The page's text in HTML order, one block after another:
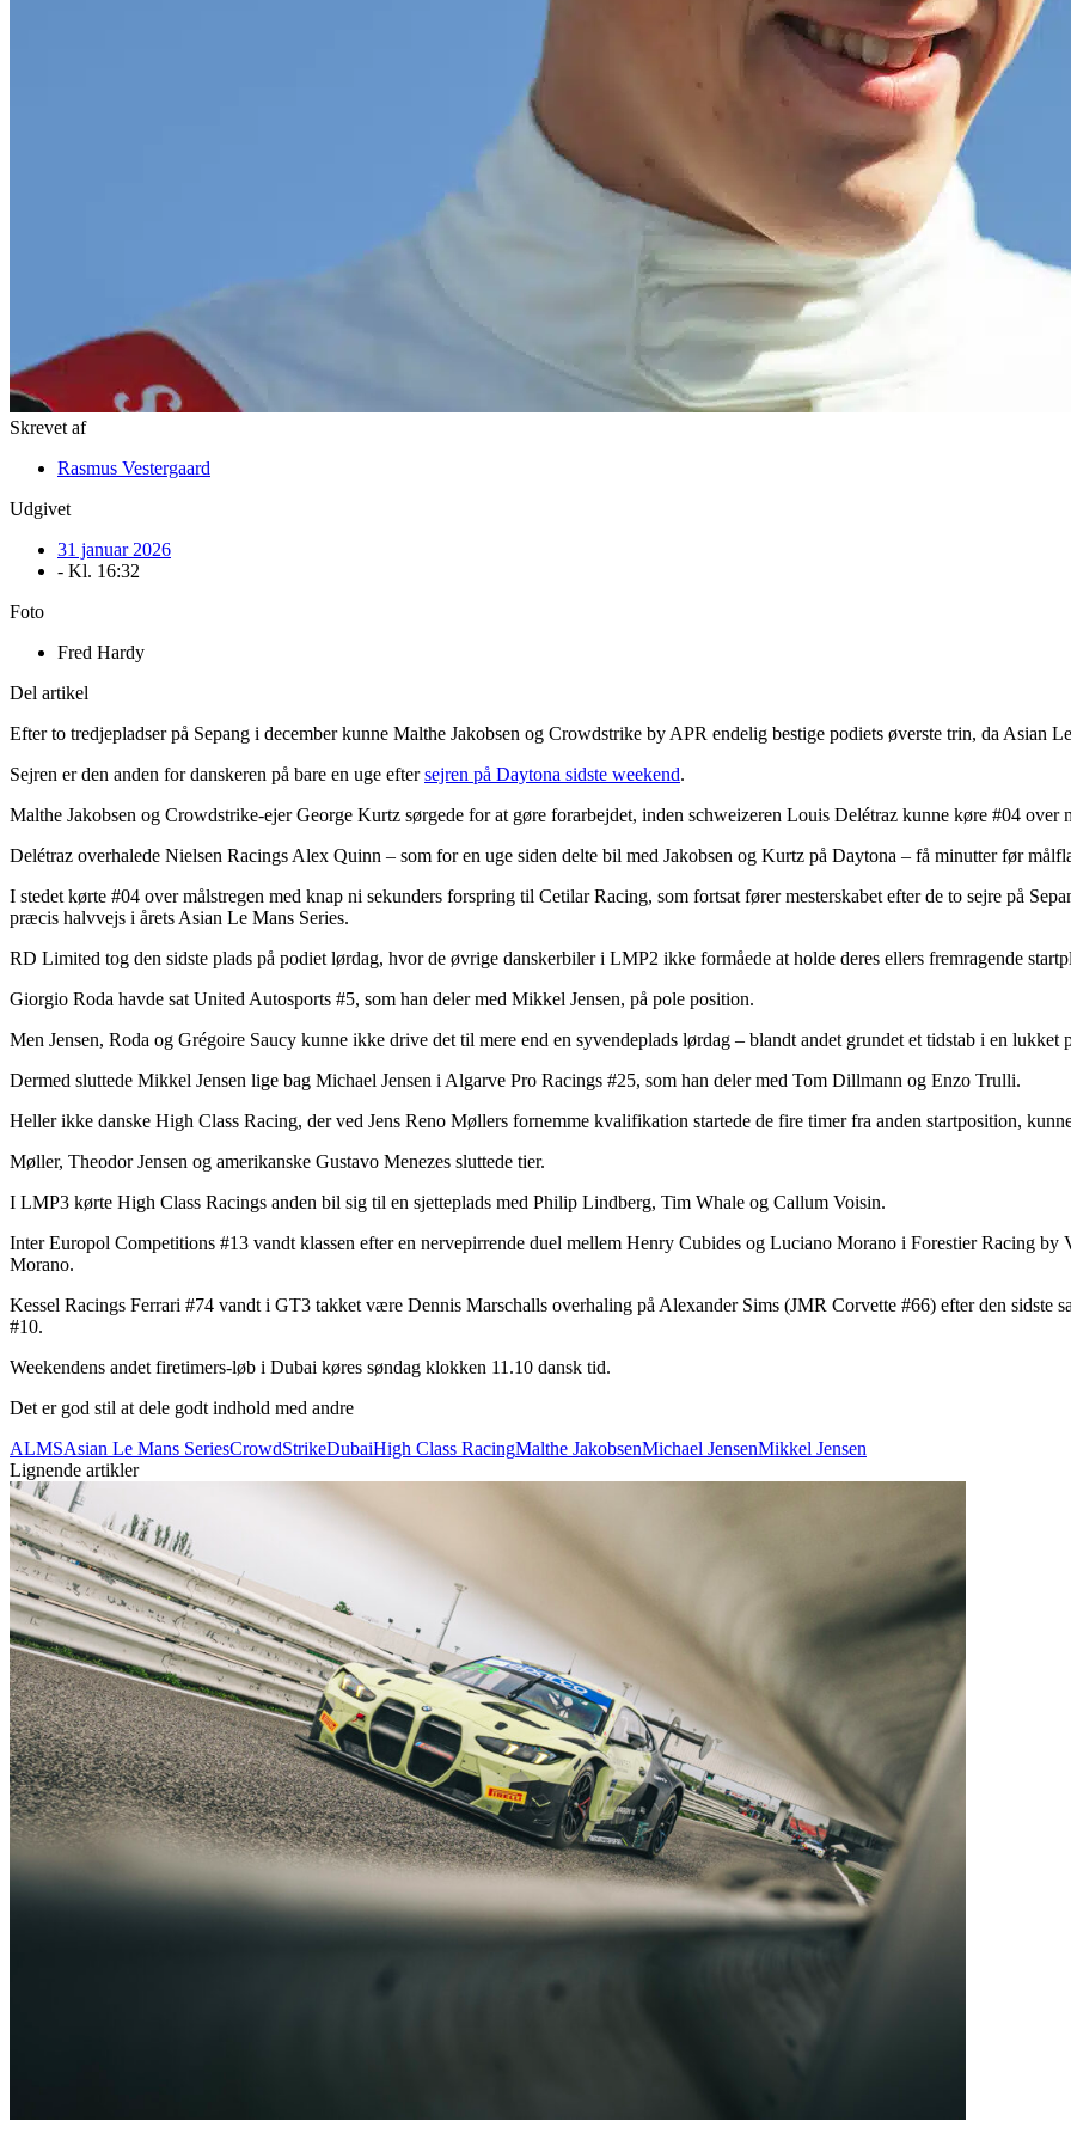
Skrevet af
Rasmus Vestergaard
Udgivet
31 januar 2026
- Kl. 16:32
Foto
Fred Hardy
Del artikel
Efter to tredjepladser på Sepang i december kunne Malthe Jakobsen og Crowdstrike by APR endelig bestige podiets øverste trin, da Asian
Sejren er den anden for danskeren på bare en uge eftersejren på Daytona sidste weekend.
Malthe Jakobsen og Crowdstrike-ejer George Kurtz sørgede for at gøre forarbejdet, inden schweizeren Louis Delétraz kunne køre #04
Delétraz overhalede Nielsen Racings Alex Quinn – som for en uge siden delte bil med Jakobsen og Kurtz på Daytona – få minutter før
I stedet kørte #04 over målstregen med knap ni sekunders forspring til Cetilar Racing, som fortsat fører mesterskabet efter de to sejre på
præcis halvvejs i årets Asian Le Mans Series.
RD Limited tog den sidste plads på podiet lørdag, hvor de øvrige danskerbiler i LMP2 ikke formåede at holde deres ellers fremragende
Giorgio Roda havde sat United Autosports #5, som han deler med Mikkel Jensen, på pole position.
Men Jensen, Roda og Grégoire Saucy kunne ikke drive det til mere end en syvendeplads lørdag – blandt andet grundet et tidstab i en lukket
Dermed sluttede Mikkel Jensen lige bag Michael Jensen i Algarve Pro Racings #25, som han deler med Tom Dillmann og Enzo Trulli.
Heller ikke danske High Class Racing, der ved Jens Reno Møllers fornemme kvalifikation startede de fire timer fra anden startposition,
Møller, Theodor Jensen og amerikanske Gustavo Menezes sluttede tier.
I LMP3 kørte High Class Racings anden bil sig til en sjetteplads med Philip Lindberg, Tim Whale og Callum Voisin.
Inter Europol Competitions #13 vandt klassen efter en nervepirrende duel mellem Henry Cubides og Luciano Morano i Forestier Racing by
Morano.
Kessel Racings Ferrari #74 vandt i GT3 takket være Dennis Marschalls overhaling på Alexander Sims (JMR Corvette #66) efter den sidste
#10.
Weekendens andet firetimers-løb i Dubai køres søndag klokken 11.10 dansk tid.
Det er god stil at dele godt indhold med andre
ALMSAsian Le Mans SeriesCrowdStrikeDubaiHigh Class RacingMalthe JakobsenMichael JensenMikkel Jensen
Lignende artikler